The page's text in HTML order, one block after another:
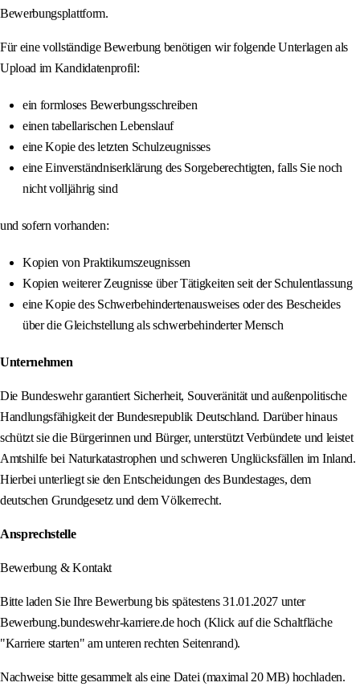
Bewerbungsplattform.
Für eine vollständige Bewerbung benötigen wir folgende Unterlagen als
Upload im Kandidatenprofil:
ein formloses Bewerbungsschreiben
einen tabellarischen Lebenslauf
eine Kopie des letzten Schulzeugnisses
eine Einverständniserklärung des Sorgeberechtigten, falls Sie noch
nicht volljährig sind
und sofern vorhanden:
Kopien von Praktikumszeugnissen
Kopien weiterer Zeugnisse über Tätigkeiten seit der Schulentlassung
eine Kopie des Schwerbehindertenausweises oder des Bescheides
über die Gleichstellung als schwerbehinderter Mensch
Unternehmen
Die Bundeswehr garantiert Sicherheit, Souveränität und außenpolitische
Handlungsfähigkeit der Bundesrepublik Deutschland. Darüber hinaus
schützt sie die Bürgerinnen und Bürger, unterstützt Verbündete und leistet
Amtshilfe bei Naturkatastrophen und schweren Unglücksfällen im Inland.
Hierbei unterliegt sie den Entscheidungen des Bundestages, dem
deutschen Grundgesetz und dem Völkerrecht.
Ansprechstelle
Bewerbung & Kontakt
Bitte laden Sie Ihre Bewerbung bis spätestens 31.01.2027 unter
Bewerbung.bundeswehr-karriere.de hoch (Klick auf die Schaltfläche
"Karriere starten" am unteren rechten Seitenrand).
Nachweise bitte gesammelt als eine Datei (maximal 20 MB) hochladen.